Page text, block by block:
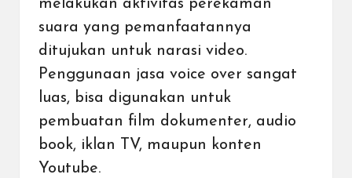
melakukan aktivitas perekaman
suara yang pemanfaatannya
ditujukan untuk narasi video.
Penggunaan jasa voice over sangat
luas, bisa digunakan untuk
pembuatan film dokumenter, audio
book, iklan TV, maupun konten
Youtube.